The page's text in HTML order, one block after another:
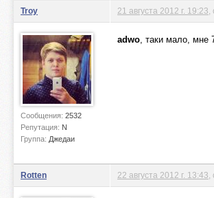
Troy
Сообщения: 2532
Репутация: N
Группа: Джедаи
21 августа 2012 г. 19:23
adwo, таки мало, мне
Rotten 22 августа 2012 г. 13:43